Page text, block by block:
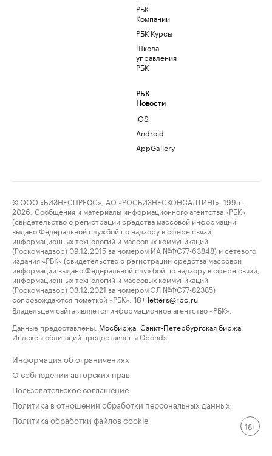
РБК
Компании
РБК Курсы
Школа
управления
РБК
РБК
Новости
iOS
Android
AppGallery
© ООО «БИЗНЕСПРЕСС», АО «РОСБИЗНЕСКОНСАЛТИНГ», 1995–
2026. Сообщения и материалы информационного агентства «РБК»
(свидетельство о регистрации средства массовой информации
выдано Федеральной службой по надзору в сфере связи,
информационных технологий и массовых коммуникаций
(Роскомнадзор) 09.12.2015 за номером ИА №ФС77-63848) и сетевого
издания «РБК» (свидетельство о регистрации средства массовой
информации выдано Федеральной службой по надзору в сфере связи,
информационных технологий и массовых коммуникаций
(Роскомнадзор) 03.12.2021 за номером ЭЛ №ФС77-82385)
сопровождаются пометкой «РБК».
18+ letters@rbc.ru
Владельцем сайта является информационное агентство «РБК».
Данные предоставлены: Мосбиржа Санкт-Петербургская биржа
Индексы облигаций предоставлены Cbonds.
Информация об ограничениях
О соблюдении авторских прав
Пользовательское соглашение
Политика в отношении обработки персональных данных
Политика обработки файлов cookie
18+